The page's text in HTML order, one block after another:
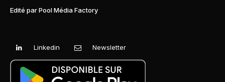
Edité par Pool Média Factory
Linkedin Newsletter